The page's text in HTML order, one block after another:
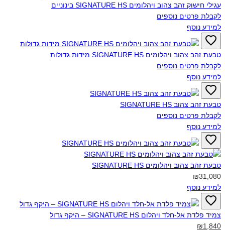
עגילי חישוק זהב צהוב ויהלומים SIGNATURE HS בינוניים‎
לקבלת פרטים נוספים
למידע נוסף
טבעת זהב צהוב ויהלומים SIGNATURE HS מידות גדולות‎
לקבלת פרטים נוספים
למידע נוסף
טבעת זהב צהוב SIGNATURE HS‎
לקבלת פרטים נוספים
למידע נוסף
טבעת זהב צהוב ויהלומים SIGNATURE HS‎
₪31,080
למידע נוסף
צמיד פלדת אל-חלד ויהלום SIGNATURE HS – היקף גדול‎
₪1,840